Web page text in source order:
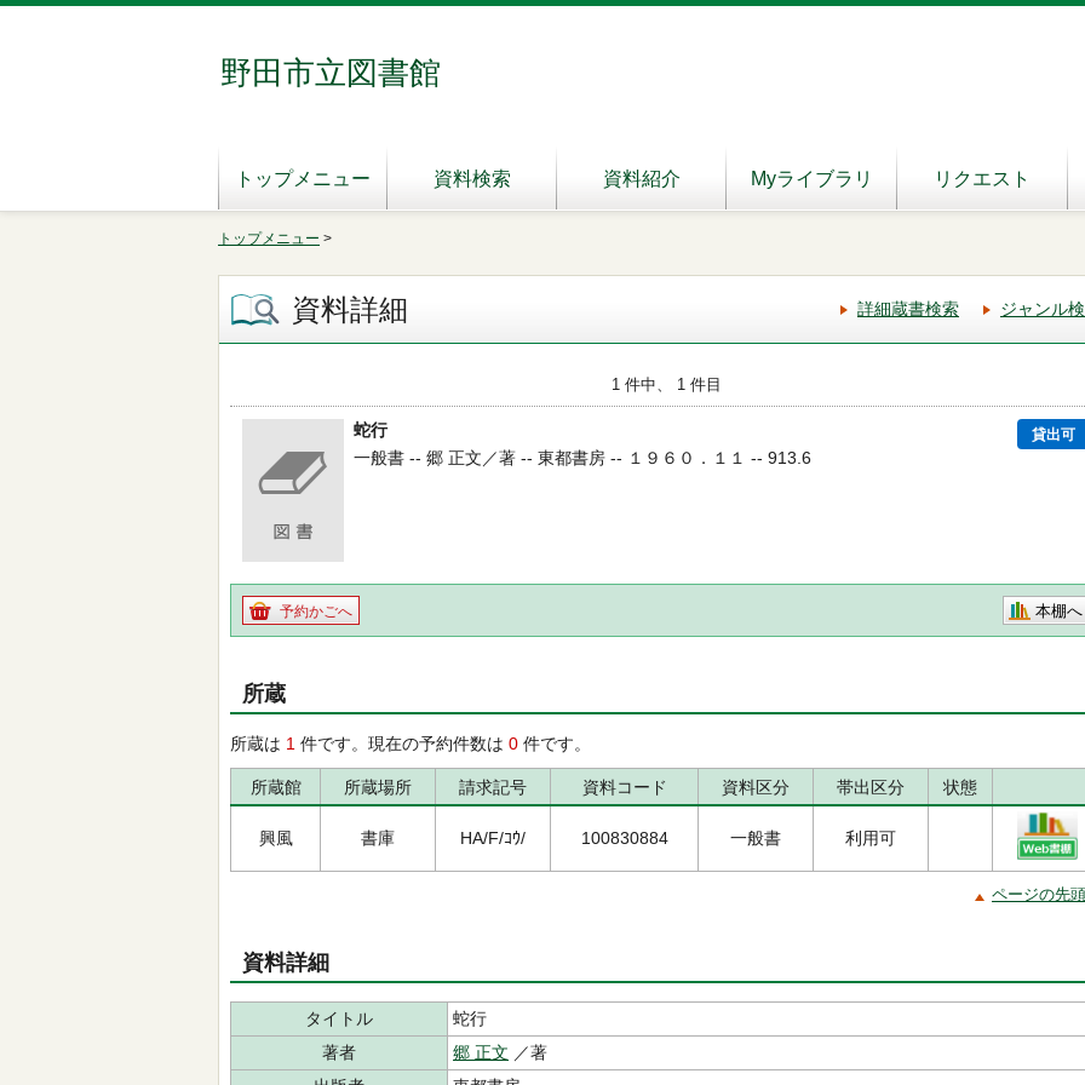
野田市立図書館
トップメニュー 資料検索 資料紹介 Myライブラリ リクエスト
トップメニュー >
資料詳細 詳細蔵書検索 ジャンル
1 件中、 1 件目
蛇行 貸出可
一般書 -- 郷 正文／著 -- 東都書房 -- １９６０．１１ -- 913.6
予約かごへ 本棚へ
所蔵
所蔵は 1 件です。現在の予約件数は 0 件です。
所蔵館 所蔵場所 請求記号 資料コード 資料区分 帯出区分 状態
興風 書庫 HA/F/ｺｳ/ 100830884 一般書 利用可
ページの先
資料詳細
タイトル
蛇行
著者
郷 正文 ／著